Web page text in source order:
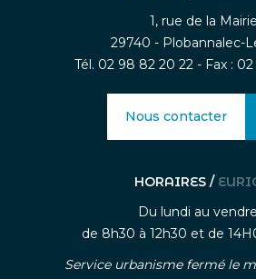
1, rue de la Mairie
29740 - Plobannalec-
Tél. 02 98 82 20 22 - Fax :
Nous contacter
HORAIRES /
Du lundi au
de 8h30 à 12h30 et de
Service urbanisme fermé le